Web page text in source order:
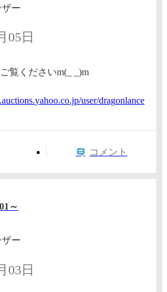
ー
05日
覧くださいm(_ _)m
ctions.yahoo.co.jp/user/dragonlance
コメント
～
ー
03日